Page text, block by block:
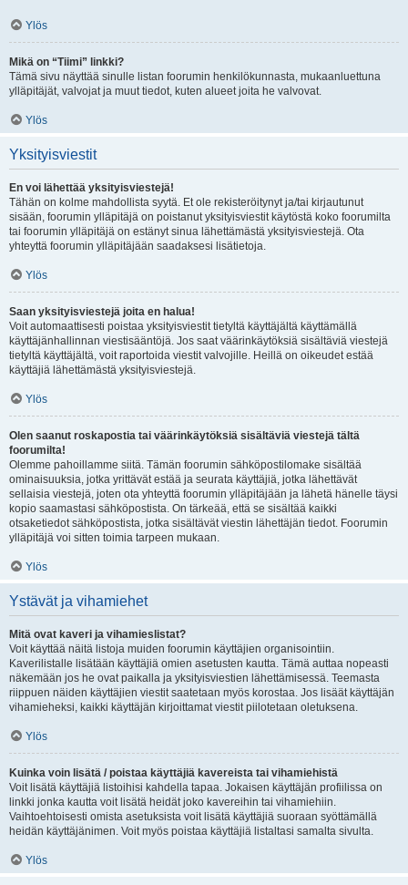
Ylös
Mikä on “Tiimi” linkki?
Tämä sivu näyttää sinulle listan foorumin henkilökunnasta, mukaanluettuna
ylläpitäjät, valvojat ja muut tiedot, kuten alueet joita he valvovat.
Ylös
Yksityisviestit
En voi lähettää yksityisviestejä!
Tähän on kolme mahdollista syytä. Et ole rekisteröitynyt ja/tai kirjautunut
sisään, foorumin ylläpitäjä on poistanut yksityisviestit käytöstä koko foorumilta
tai foorumin ylläpitäjä on estänyt sinua lähettämästä yksityisviestejä. Ota
yhteyttä foorumin ylläpitäjään saadaksesi lisätietoja.
Ylös
Saan yksityisviestejä joita en halua!
Voit automaattisesti poistaa yksityisviestit tietyltä käyttäjältä käyttämällä
käyttäjänhallinnan viestisääntöjä. Jos saat väärinkäytöksiä sisältäviä viestejä
tietyltä käyttäjältä, voit raportoida viestit valvojille. Heillä on oikeudet estää
käyttäjiä lähettämästä yksityisviestejä.
Ylös
Olen saanut roskapostia tai väärinkäytöksiä sisältäviä viestejä tältä
foorumilta!
Olemme pahoillamme siitä. Tämän foorumin sähköpostilomake sisältää
ominaisuuksia, jotka yrittävät estää ja seurata käyttäjiä, jotka lähettävät
sellaisia viestejä, joten ota yhteyttä foorumin ylläpitäjään ja lähetä hänelle täysi
kopio saamastasi sähköpostista. On tärkeää, että se sisältää kaikki
otsaketiedot sähköpostista, jotka sisältävät viestin lähettäjän tiedot. Foorumin
ylläpitäjä voi sitten toimia tarpeen mukaan.
Ylös
Ystävät ja vihamiehet
Mitä ovat kaveri ja vihamieslistat?
Voit käyttää näitä listoja muiden foorumin käyttäjien organisointiin.
Kaverilistalle lisätään käyttäjiä omien asetusten kautta. Tämä auttaa nopeasti
näkemään jos he ovat paikalla ja yksityisviestien lähettämisessä. Teemasta
riippuen näiden käyttäjien viestit saatetaan myös korostaa. Jos lisäät käyttäjän
vihamieheksi, kaikki käyttäjän kirjoittamat viestit piilotetaan oletuksena.
Ylös
Kuinka voin lisätä / poistaa käyttäjiä kavereista tai vihamiehistä
Voit lisätä käyttäjiä listoihisi kahdella tapaa. Jokaisen käyttäjän profiilissa on
linkki jonka kautta voit lisätä heidät joko kavereihin tai vihamiehiin.
Vaihtoehtoisesti omista asetuksista voit lisätä käyttäjiä suoraan syöttämällä
heidän käyttäjänimen. Voit myös poistaa käyttäjiä listaltasi samalta sivulta.
Ylös